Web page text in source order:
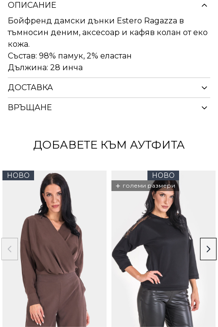
ОПИСАНИЕ
Бойфренд дамски дънки Estero Ragazza в
тъмносин деним, аксесоар и кафяв колан от еко
кожа.
Състав: 98% памук, 2% еластан
Дължина: 28 инча
ДОСТАВКА
ВРЪЩАНЕ
ДОБАВЕТЕ КЪМ АУТФИТА
НОВО НОВО
+ големи размери